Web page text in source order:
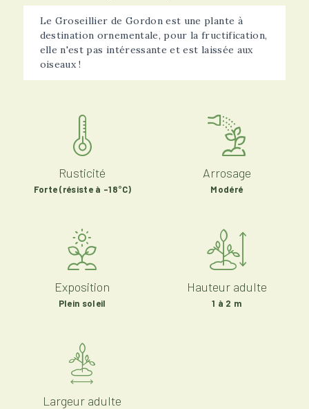
Le Groseillier de Gordon est une plante à
destination ornementale, pour la fructification,
elle n'est pas intéressante et est laissée aux
oiseaux !
Hauteur adulte
1 à 2 m
Largeur adulte
Rusticité
Forte (résiste à -18°C)
Arrosage
Modéré
Exposition
Plein soleil